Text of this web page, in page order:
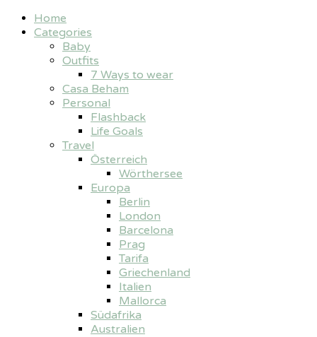
Home
Categories
Baby
Outfits
7 Ways to wear
Casa Beham
Personal
Flashback
Life Goals
Travel
Österreich
Wörthersee
Europa
Berlin
London
Barcelona
Prag
Tarifa
Griechenland
Italien
Mallorca
Südafrika
Australien